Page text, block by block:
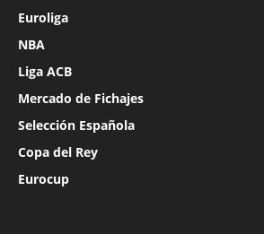
Euroliga
NBA
Liga ACB
Mercado de Fichajes
Selección Española
Copa del Rey
Eurocup